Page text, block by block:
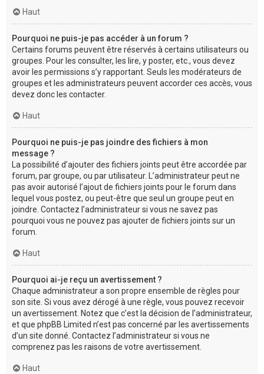
Haut
Pourquoi ne puis-je pas accéder à un forum ?
Certains forums peuvent être réservés à certains utilisateurs ou
groupes. Pour les consulter, les lire, y poster, etc., vous devez
avoir les permissions s’y rapportant. Seuls les modérateurs de
groupes et les administrateurs peuvent accorder ces accès, vous
devez donc les contacter.
Haut
Pourquoi ne puis-je pas joindre des fichiers à mon
message ?
La possibilité d’ajouter des fichiers joints peut être accordée par
forum, par groupe, ou par utilisateur. L’administrateur peut ne
pas avoir autorisé l’ajout de fichiers joints pour le forum dans
lequel vous postez, ou peut-être que seul un groupe peut en
joindre. Contactez l’administrateur si vous ne savez pas
pourquoi vous ne pouvez pas ajouter de fichiers joints sur un
forum.
Haut
Pourquoi ai-je reçu un avertissement ?
Chaque administrateur a son propre ensemble de règles pour
son site. Si vous avez dérogé à une règle, vous pouvez recevoir
un avertissement. Notez que c’est la décision de l’administrateur,
et que phpBB Limited n’est pas concerné par les avertissements
d’un site donné. Contactez l’administrateur si vous ne
comprenez pas les raisons de votre avertissement.
Haut